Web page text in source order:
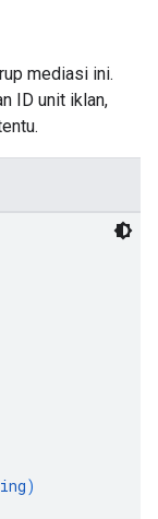
mediasi ini.
ID unit iklan,
)